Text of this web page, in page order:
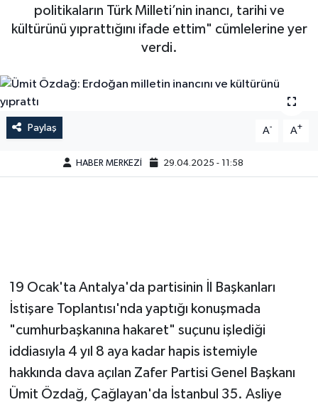
politikaların Türk Milleti’nin inancı, tarihi ve
kültürünü yıprattığını ifade ettim" cümlelerine yer
verdi.
Paylaş A- A+
HABER MERKEZİ 29.04.2025 - 11:58
19 Ocak'ta Antalya'da partisinin İl Başkanları
İstişare Toplantısı'nda yaptığı konuşmada
"cumhurbaşkanına hakaret" suçunu işlediği
iddiasıyla 4 yıl 8 aya kadar hapis istemiyle
hakkında dava açılan Zafer Partisi Genel Başkanı
Ümit Özdağ, Çağlayan'da İstanbul 35. Asliye